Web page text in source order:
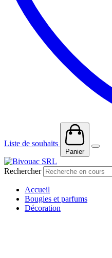
Liste de souhaits
Panier
Rechercher
Accueil
Bougies et parfums
Décoration